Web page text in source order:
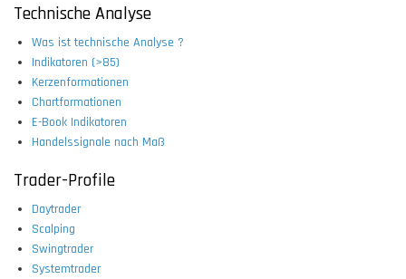
Technische Analyse
Was ist technische Analyse ?
Indikatoren (>85)
Kerzenformationen
Chartformationen
E-Book Indikatoren
Handelssignale nach Maß
Trader-Profile
Daytrader
Scalping
Swingtrader
Systemtrader